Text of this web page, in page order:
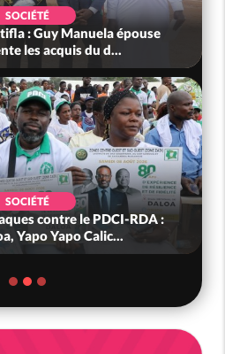
SOCIÉTÉ
: Guy Manuela épouse
les acquis du d...
SOCIÉTÉ
contre le PDCI-RDA :
Yapo Yapo Calic...